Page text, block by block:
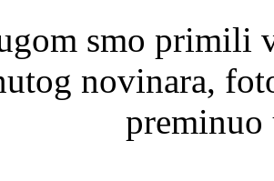
smo primili
novinara,